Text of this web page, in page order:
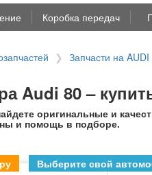
Коробка передач
Запчасти на AUDI
Audi 80 –
оригинальные и
и помощь в подборе.
Выберите свой